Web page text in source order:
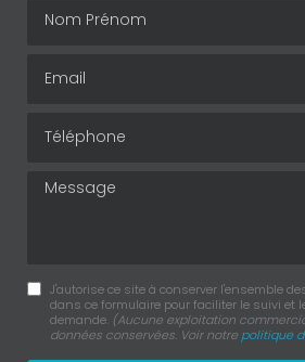
Message
J'autorise ce site à conserver l'ensemble
dans ce formulaire pour faciliter le suivi et
demande. (Aucune exploitation
données conservées. Voir notre politique